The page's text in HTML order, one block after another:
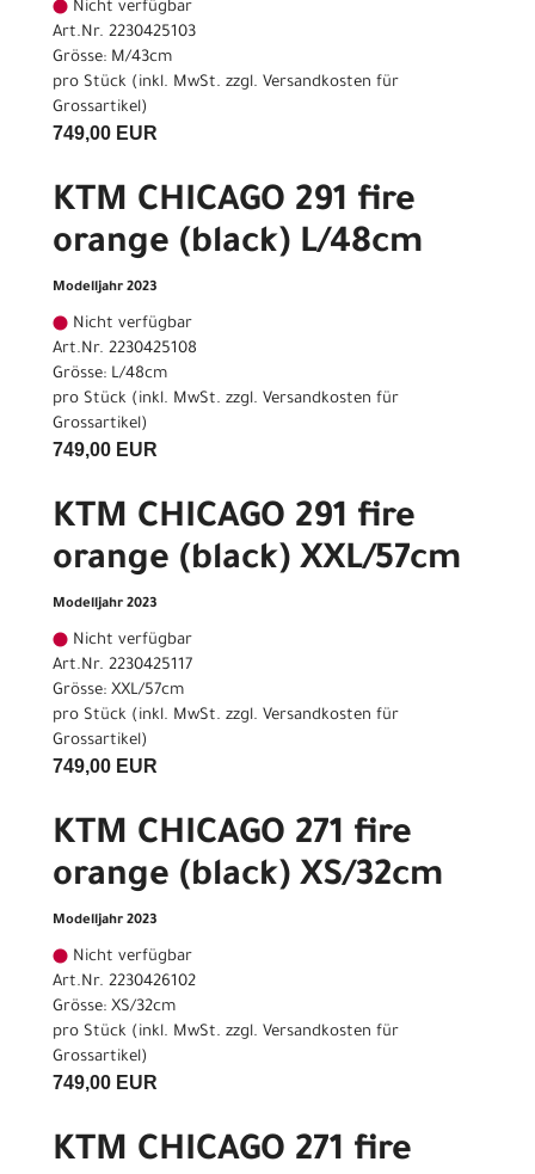
Nicht verfügbar
Art.Nr. 2230425103
Grösse: M/43cm
pro Stück (inkl. MwSt. zzgl. Versandkosten für
Grossartikel)
749,00 EUR
KTM CHICAGO 291 fire
orange (black) L/48cm
Modelljahr 2023
Nicht verfügbar
Art.Nr. 2230425108
Grösse: L/48cm
pro Stück (inkl. MwSt. zzgl. Versandkosten für
Grossartikel)
749,00 EUR
KTM CHICAGO 291 fire
orange (black) XXL/57cm
Modelljahr 2023
Nicht verfügbar
Art.Nr. 2230425117
Grösse: XXL/57cm
pro Stück (inkl. MwSt. zzgl. Versandkosten für
Grossartikel)
749,00 EUR
KTM CHICAGO 271 fire
orange (black) XS/32cm
Modelljahr 2023
Nicht verfügbar
Art.Nr. 2230426102
Grösse: XS/32cm
pro Stück (inkl. MwSt. zzgl. Versandkosten für
Grossartikel)
749,00 EUR
KTM CHICAGO 271 fire